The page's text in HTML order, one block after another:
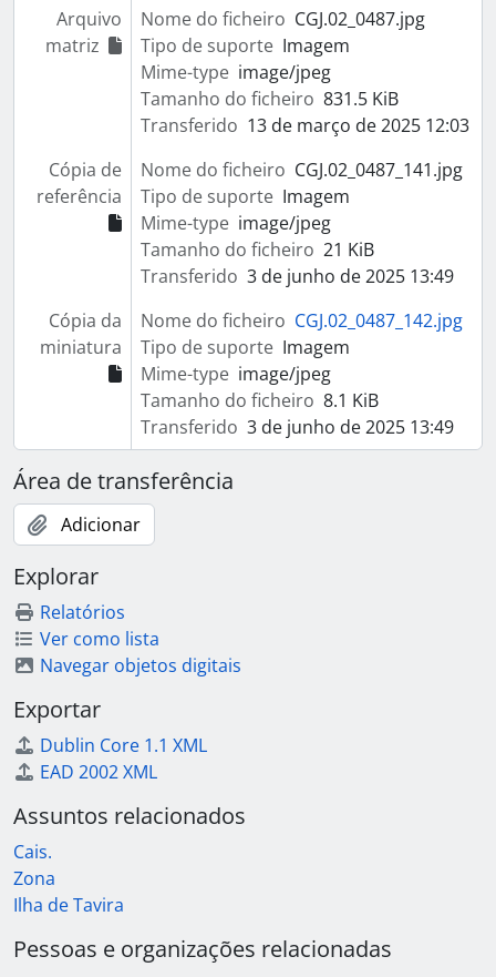
Arquivo
matriz
Nome do ficheiro CGJ.02_0487.jpg
Tipo de suporte Imagem
Mime-type image/jpeg
Tamanho do ficheiro 831.5 KiB
Transferido 13 de março de 2025 12:03
Cópia de
referência
Nome do ficheiro CGJ.02_0487_141.jpg
Tipo de suporte Imagem
Mime-type image/jpeg
Tamanho do ficheiro 21 KiB
Transferido 3 de junho de 2025 13:49
Cópia da
miniatura
Nome do ficheiro CGJ.02_0487_142.jpg
Tipo de suporte Imagem
Mime-type image/jpeg
Tamanho do ficheiro 8.1 KiB
Transferido 3 de junho de 2025 13:49
Área de transferência
Adicionar
Explorar
Relatórios
Ver como lista
Navegar objetos digitais
Exportar
Dublin Core 1.1 XML
EAD 2002 XML
Assuntos relacionados
Cais.
Zona
Ilha de Tavira
Pessoas e organizações relacionadas